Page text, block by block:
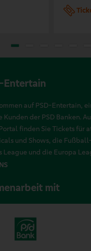
Entertain
auf PSD-Entertain,
Kunden der PSD Banken.
finden Sie Tickets für
und Shows, die
League und die Europa
mit